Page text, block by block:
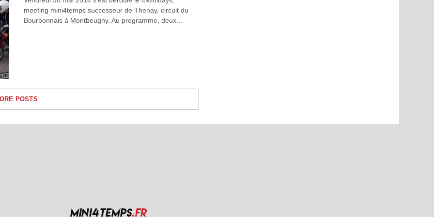
meeting mini4temps successeur de Thenay, circuit du
Bourbonnais à Montbeugny. Au programme, deux...
POSTS